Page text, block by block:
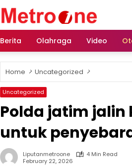
Berita Olahraga Video
Home Uncategorized
Uncategorized
Polda jatim
untuk
Liputanmetroone
4 Min Read
February 22, 2026